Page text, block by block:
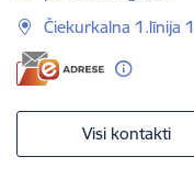
Čiekurkalna 1.līnija
Visi kontakti